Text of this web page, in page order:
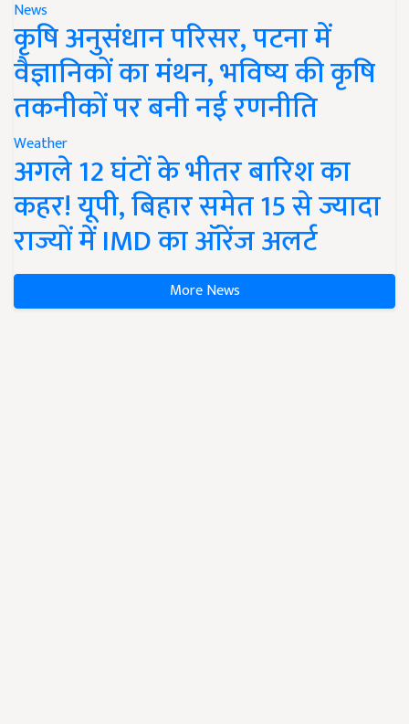
News
कृषि अनुसंधान परिसर, पटना में
वैज्ञानिकों का मंथन, भविष्य की कृषि
तकनीकों पर बनी नई रणनीति
Weather
अगले 12 घंटों के भीतर बारिश का
कहर! यूपी, बिहार समेत 15 से ज्यादा
राज्यों में IMD का ऑरेंज अलर्ट
More News